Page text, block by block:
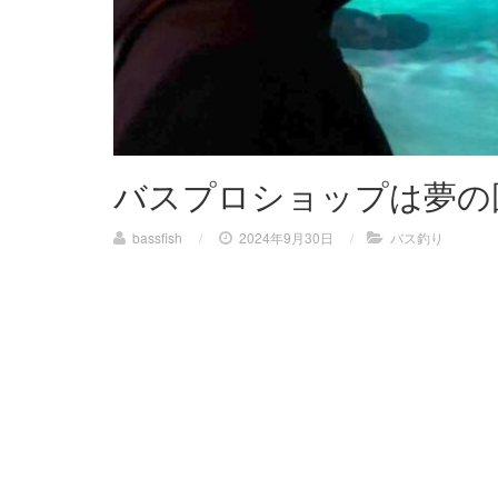
バスプロショップは夢
bassfish / 2024年9月30日 / バス釣り